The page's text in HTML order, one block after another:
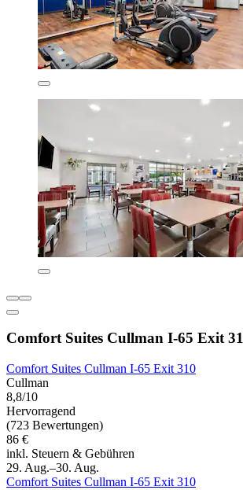
Comfort Suites Cullman I-65 Exit
Comfort Suites Cullman I-65 Exit 310
Cullman
8,8/10
Hervorragend
(723 Bewertungen)
86 €
inkl. Steuern & Gebühren
29. Aug.–30. Aug.
Comfort Suites Cullman I-65 Exit 310